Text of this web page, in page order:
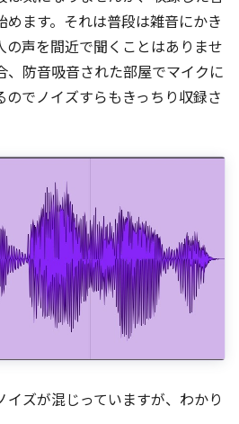
ます。それは普段は雑音にかき
の声を間近で聞くことはありませ
、防音吸音された部屋でマイクに
でノイズすらもきっちり収録さ
イズが混じっていますが、わかり